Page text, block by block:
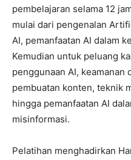
pembelajaran selama 12
mulai dari pengenalan
AI, pemanfaatan AI dalam
Kemudian untuk peluang
penggunaan AI, keamanan
pembuatan konten, teknik
hingga pemanfaatan AI
misinformasi.
Pelatihan menghadirkan